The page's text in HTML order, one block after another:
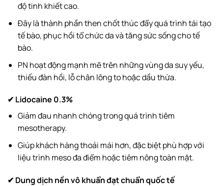
độ tinh khiết cao.
Đây là thành phần then chốt thúc đẩy quá trình tái tạo
tế bào, phục hồi tổ chức da và tăng sức sống cho tế
bào.
PN hoạt động mạnh mẽ trên những vùng da suy yếu,
thiếu đàn hồi, lỗ chân lông to hoặc dầu thừa.
✔ Lidocaine 0.3%
Giảm đau nhanh chóng trong quá trình tiêm
mesotherapy.
Giúp khách hàng thoải mái hơn, đặc biệt phù hợp với
liệu trình meso đa điểm hoặc tiêm nông toàn mặt.
✔ Dung dịch nền vô khuẩn đạt chuẩn quốc tế